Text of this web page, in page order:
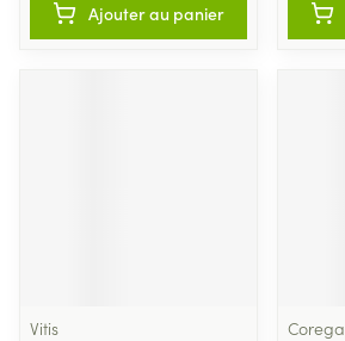
Ajouter au panier
Vitis
Corega